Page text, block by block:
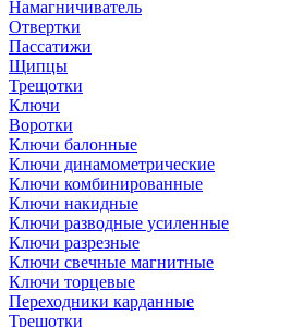
Намагничиватель
Отвертки
Пассатижи
Щипцы
Трещотки
Ключи
Воротки
Ключи балонные
Ключи динамометрические
Ключи комбинированные
Ключи накидные
Ключи разводные усиленные
Ключи разрезные
Ключи свечные магнитные
Ключи торцевые
Переходники карданные
Трещотки